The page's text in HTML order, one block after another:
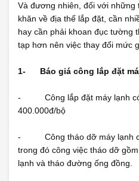
Và đương nhiên, đối với
khăn về địa thế lắp đặt, cần
hay cần phải khoan đục tường
tạp hơn nên việc thay đổi mức
1- Báo giá công lắp đặt
- Công lắp đặt máy lạnh có
400.000đ/bộ
- Công tháo dỡ máy lạnh
trong đó công việc tháo dỡ
lạnh và tháo đường ống đồng.